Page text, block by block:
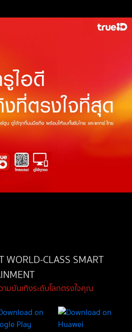
WORLD-CLASS SMART
มบันเทิงระดับโลกตรงใจคุณ